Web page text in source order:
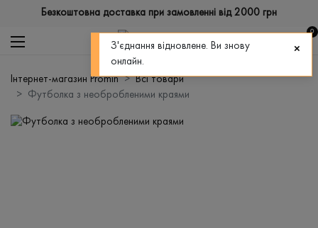
Безкоштовна доставка при замовленні від 2000 грн
0
Інтернет-магазин Promin
Всі товари
Футболка з необробленими краями
З'єднання відновлене. Ви знову
онлайн.